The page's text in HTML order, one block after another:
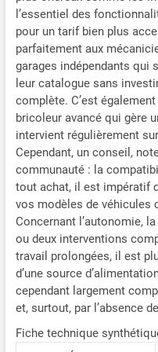
l’essentiel des
pour un tarif bien plus
parfaitement aux
garages indépendants qui
leur catalogue sans
complète. C’est
bricoleur avancé qui gère
intervient régulièrement
Cependant, un conseil,
communauté : la
tout achat, il est impératif
vos modèles de véhicules
Concernant l’autonomie,
ou deux interventions
travail prolongées, il est
d’une source
cependant largement
et, surtout, par l’absence
Fiche technique